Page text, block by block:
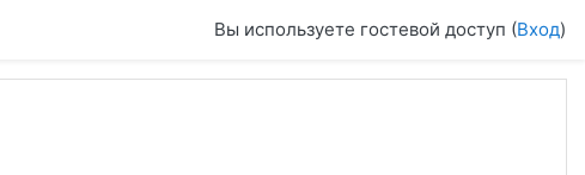
Вы используете гостевой доступ (Вход)